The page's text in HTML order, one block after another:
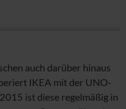
auch darüber hinaus
IKEA mit der UNO-
ist diese regelmäßig in